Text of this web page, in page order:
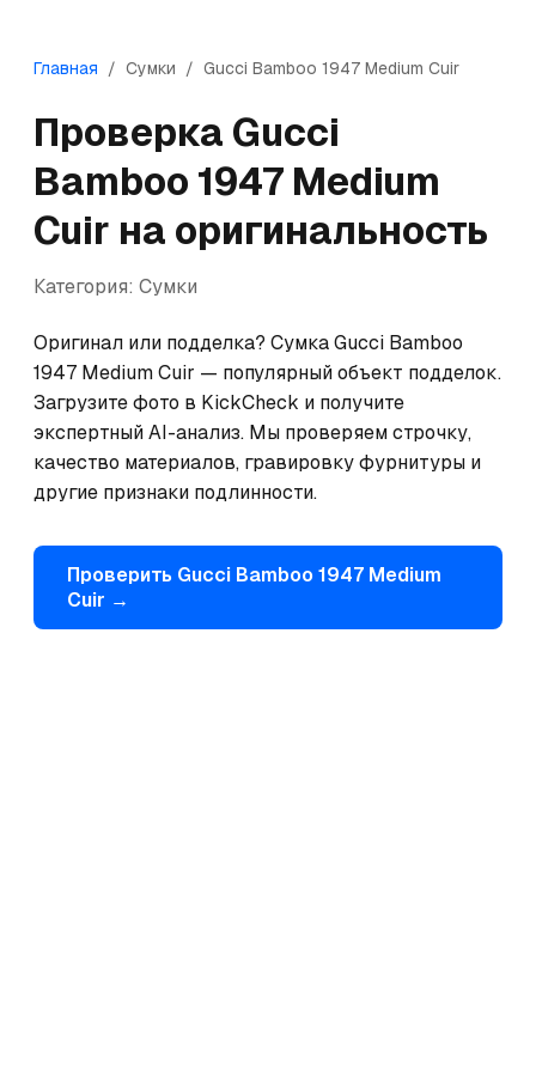
Главная / Сумки / Gucci Bamboo 1947 Medium Cuir
Проверка Gucci
Bamboo 1947 Medium
Cuir на оригинальность
Категория: Сумки
Оригинал или подделка? Сумка Gucci Bamboo
1947 Medium Cuir — популярный объект подделок.
Загрузите фото в KickCheck и получите
экспертный AI-анализ. Мы проверяем строчку,
качество материалов, гравировку фурнитуры и
другие признаки подлинности.
Проверить Gucci Bamboo 1947 Medium
Cuir →